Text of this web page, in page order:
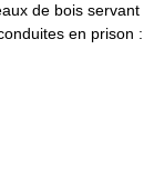
de bois servant
en prison :